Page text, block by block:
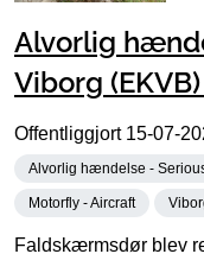
Alvorlig
Viborg
Offentliggjort 15-07-
Alvorlig hændelse -
Motorfly - Aircraft
Faldskærmsdør blev